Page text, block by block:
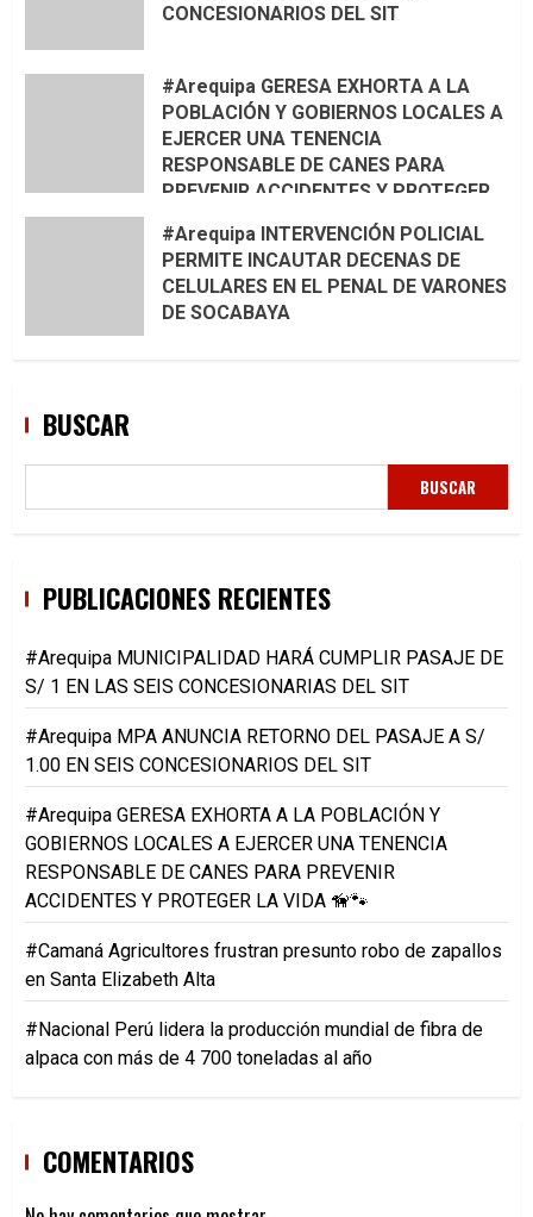
CONCESIONARIOS DEL SIT
#Arequipa GERESA EXHORTA A LA
POBLACIÓN Y GOBIERNOS LOCALES A
EJERCER UNA TENENCIA
RESPONSABLE DE CANES PARA
PREVENIR ACCIDENTES Y PROTEGER
#Arequipa INTERVENCIÓN POLICIAL
PERMITE INCAUTAR DECENAS DE
CELULARES EN EL PENAL DE VARONES
DE SOCABAYA
BUSCAR
BUSCAR
PUBLICACIONES RECIENTES
#Arequipa MUNICIPALIDAD HARÁ CUMPLIR PASAJE DE
S/ 1 EN LAS SEIS CONCESIONARIAS DEL SIT
#Arequipa MPA ANUNCIA RETORNO DEL PASAJE A S/
1.00 EN SEIS CONCESIONARIOS DEL SIT
#Arequipa GERESA EXHORTA A LA POBLACIÓN Y
GOBIERNOS LOCALES A EJERCER UNA TENENCIA
RESPONSABLE DE CANES PARA PREVENIR
ACCIDENTES Y PROTEGER LA VIDA 🦮🐾
#Camaná Agricultores frustran presunto robo de zapallos
en Santa Elizabeth Alta
#Nacional Perú lidera la producción mundial de fibra de
alpaca con más de 4 700 toneladas al año
COMENTARIOS